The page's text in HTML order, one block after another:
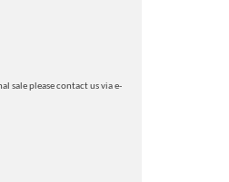
sale please contact us via e-